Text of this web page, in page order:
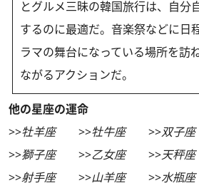
とグルメ三昧の韓国旅行は、自分
するのに最適だ。音楽祭などに日
ラマの舞台になっている場所を訪
ながるアクションだ。
他の星座の運命
>>牡羊座>>牡牛座>>双子座
>>獅子座>>乙女座>>天秤座
>>射手座>>山羊座>>水瓶座